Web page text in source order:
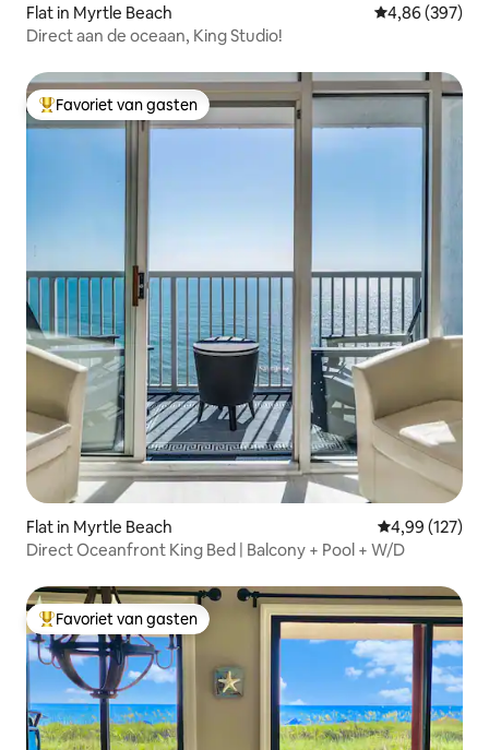
Flat in Myrtle Beach Gemiddelde
4,86 (397)
Direct aan de oceaan, King Studio!
Topfavoriet van gasten
Favoriet van gasten
Flat in Myrtle Beach Gemiddelde
4,99 (127)
Direct Oceanfront King Bed | Balcony + Pool + W/D
Topfavoriet van gasten
Favoriet van gasten